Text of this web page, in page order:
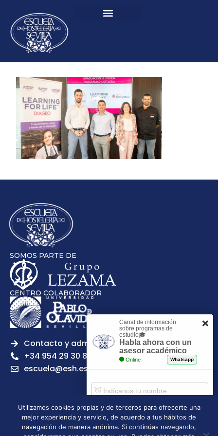
SOMOS PARTE DE
CENTRO COLABORADOR
Contacto y admisiones
+34 954 29 30 81
escuela@esh.es
Aviso legal Política de Privacidad
Política de Cookies
Utilizamos cookies propias y de terceros para ofrecerte una
mejor experiencia y servicio, de acuerdo a tus hábitos de
navegación de manera anónima. Si continúas navegando,
Canal de información
sobre programas de
estudio🎓
Habla ahora con un
asesor académico
Online Whatsapp
Comenzar chat